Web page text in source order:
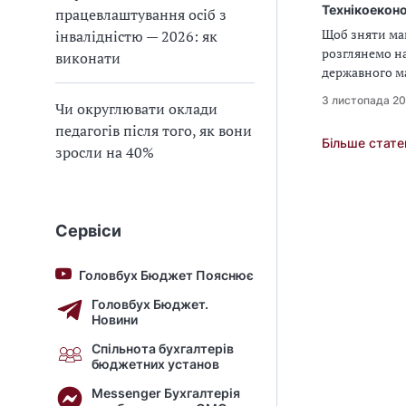
працевлаштування осіб з
інвалідністю — 2026: як
виконати
Чи округлювати оклади
педагогів після того, як вони
зросли на 40%
Сервіси
Головбух Бюджет Пояснює
Головбух Бюджет.
Новини
Спільнота бухгалтерів
бюджетних установ
Messenger Бухгалтерія
Щоб зняти
розглянемо
державного
3 листопада
Більше